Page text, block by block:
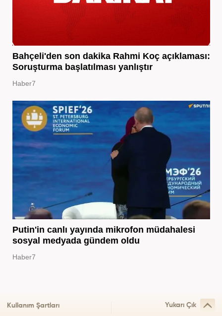
Bahçeli'den son dakika Rahmi Koç açıklaması:
Soruşturma başlatılması yanlıştır
Haber7
Putin'in canlı yayında mikrofon müdahalesi
sosyal medyada gündem oldu
Haber7
Kullanım Şartları Yukarı Çık